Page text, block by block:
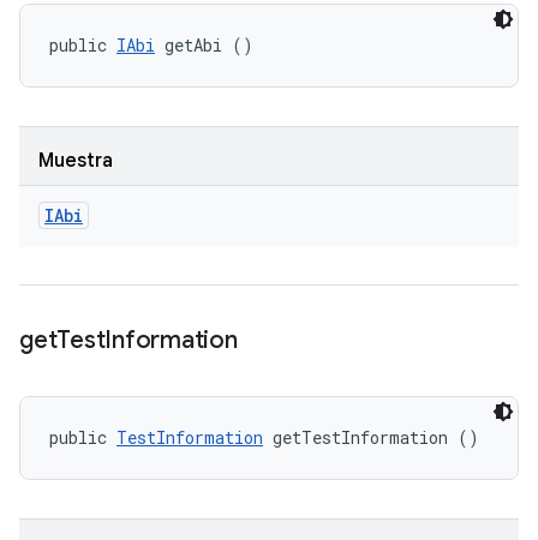
public IAbi getAbi ()
Muestra
IAbi
getTestInformation
public TestInformation getTestInformation ()